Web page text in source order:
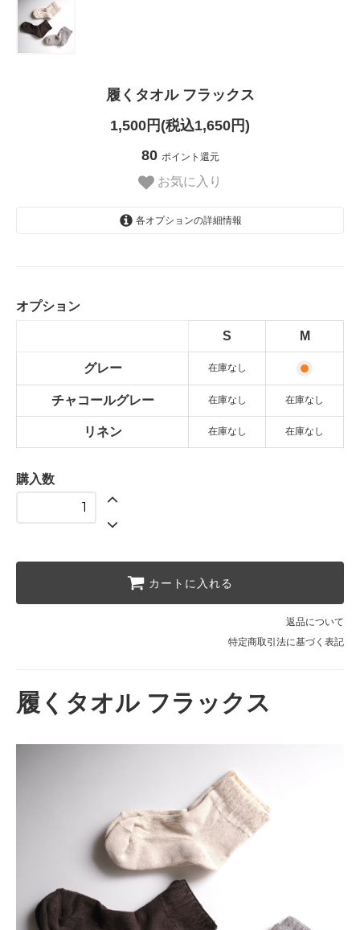
履くタオル フラックス
1,500円(税込1,650円)
80 ポイント還元
お気に入り
各オプションの詳細情報
SOLD OUT
リネン
SOLD OUT
チャコールグレー
SOLD OUT
オプション
S M
グレー 在庫なし
チャコールグレー 在庫なし 在庫なし
リネン 在庫なし 在庫なし
購入数
カートに入れる
返品について
特定商取引法に基づく表記
履くタオル フラックス